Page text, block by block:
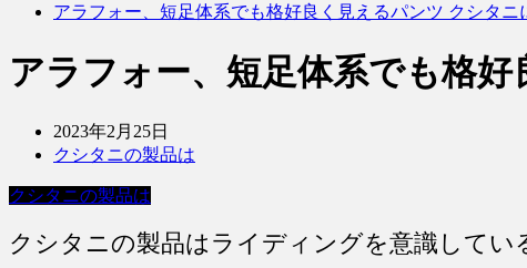
アラフォー、短足体系でも格好良く見えるパンツ クシタニ
アラフォー、短足体系でも格
2023年2月25日
クシタニの製品は
クシタニの製品は
クシタニの製品はライディングを意識して